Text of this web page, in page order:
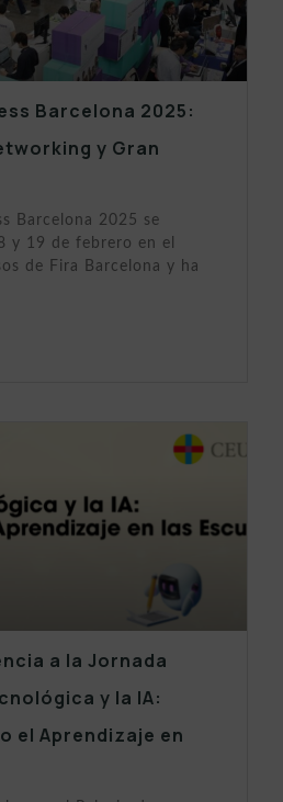
Barcelona 2025:
y Gran
Barcelona 2025 se
y 19 de febrero en el
de Fira Barcelona y ha
a la Jornada
y la IA:
el Aprendizaje en